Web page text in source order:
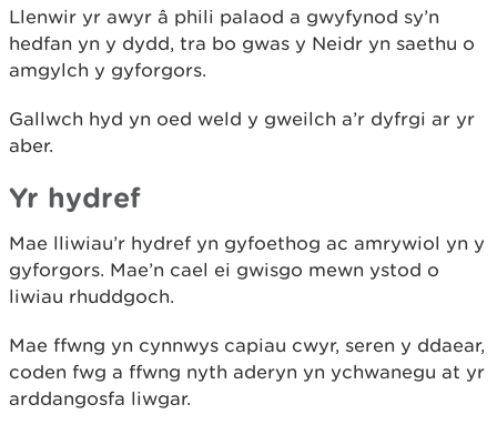
Llenwir yr awyr â phili palaod a gwyfynod sy’n
hedfan yn y dydd, tra bo gwas y Neidr yn saethu o
amgylch y gyforgors.
Gallwch hyd yn oed weld y gweilch a’r dyfrgi ar yr
aber.
Yr hydref
Mae lliwiau’r hydref yn gyfoethog ac amrywiol yn y
gyforgors. Mae’n cael ei gwisgo mewn ystod o
liwiau rhuddgoch.
Mae ffwng yn cynnwys capiau cwyr, seren y ddaear,
coden fwg a ffwng nyth aderyn yn ychwanegu at yr
arddangosfa liwgar.